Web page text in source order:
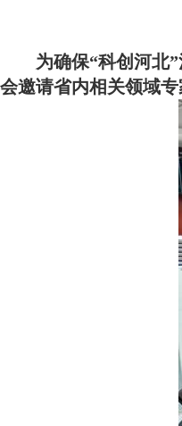
为确保“科创河北
会邀请省内相关领域